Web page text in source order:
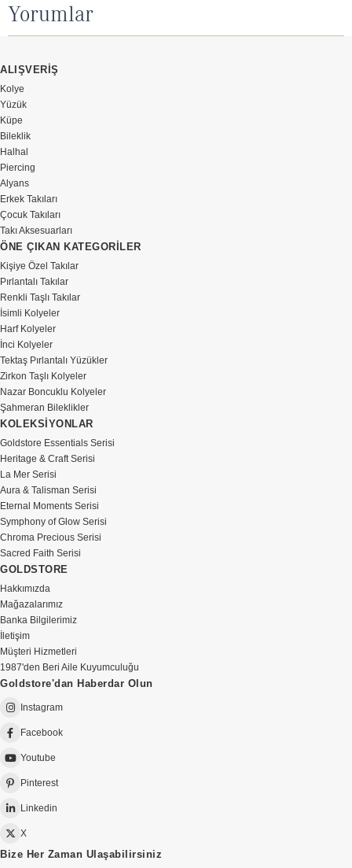
Yorumlar
ALIŞVERİŞ
Kolye
Yüzük
Küpe
Bileklik
Halhal
Piercing
Alyans
Erkek Takıları
Çocuk Takıları
Takı Aksesuarları
ÖNE ÇIKAN KATEGORİLER
Kişiye Özel Takılar
Pırlantalı Takılar
Renkli Taşlı Takılar
İsimli Kolyeler
Harf Kolyeler
İnci Kolyeler
Tektaş Pırlantalı Yüzükler
Zirkon Taşlı Kolyeler
Nazar Boncuklu Kolyeler
Şahmeran Bileklikler
KOLEKSİYONLAR
Goldstore Essentials Serisi
Heritage & Craft Serisi
La Mer Serisi
Aura & Talisman Serisi
Eternal Moments Serisi
Symphony of Glow Serisi
Chroma Precious Serisi
Sacred Faith Serisi
GOLDSTORE
Hakkımızda
Mağazalarımız
Banka Bilgilerimiz
İletişim
Müşteri Hizmetleri
1987'den Beri Aile Kuyumculuğu
Goldstore'dan Haberdar Olun
Instagram
Facebook
Youtube
Pinterest
Linkedin
X
Bize Her Zaman Ulaşabilirsiniz